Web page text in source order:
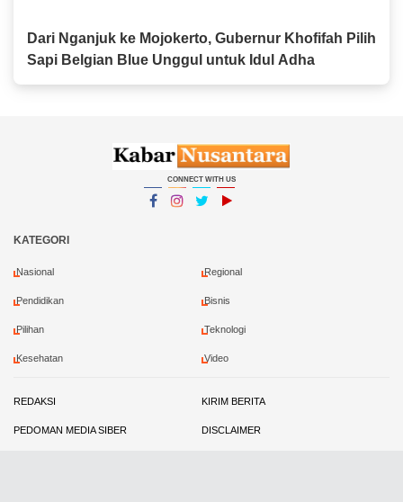
Dari Nganjuk ke Mojokerto, Gubernur Khofifah Pilih
Sapi Belgian Blue Unggul untuk Idul Adha
CONNECT WITH US
KATEGORI
Nasional Regional
Pendidikan Bisnis
Pilihan Teknologi
Kesehatan Video
REDAKSI KIRIM BERITA
PEDOMAN MEDIA SIBER DISCLAIMER